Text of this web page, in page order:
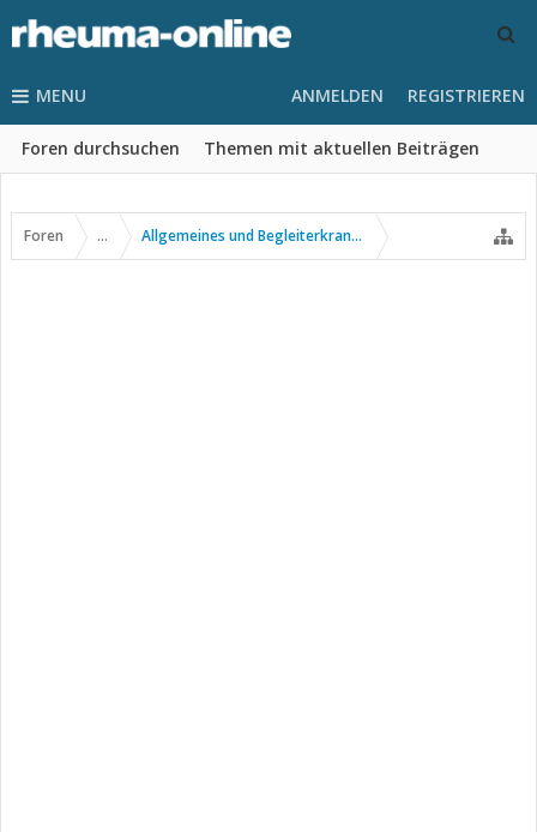
MENU
Foren durchsuchen Themen mit aktuellen Beiträgen
ANMELDEN REGISTRIEREN
Foren ... Allgemeines und Begleiterkrankungen